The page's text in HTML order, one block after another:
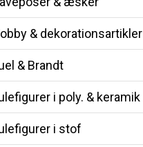
& dekorationsartikler
& Brandt
i poly. & keramik
i stof